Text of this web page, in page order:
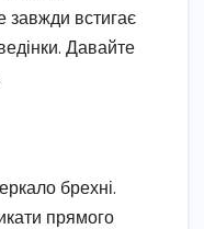
завжди встигає
Давайте
брехні.
прямого